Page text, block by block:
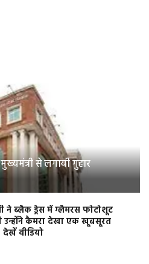
से लगायी गुहार
ने ब्लैक ड्रेस में ग्लैमरस फोटोशूट
उन्होंने कैमरा देखा एक खूबसूरत
देखें वीडियो